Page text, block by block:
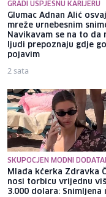
GRADI USPJEŠNU KARIJERU
Glumac Adnan Alić
mreže urnebesnim
Navikavam se na to da
ljudi prepoznaju gdje
pojavim
2 sata
SKUPOCJEN MODNI
Mlađa kćerka Zdravka
nosi torbicu vrijednu
3.000 dolara: Snimljena